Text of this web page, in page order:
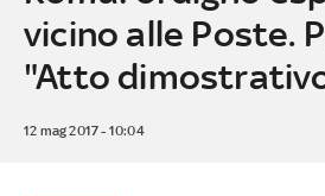
vicino alle Poste.
"Atto
12 mag 2017 - 10:04